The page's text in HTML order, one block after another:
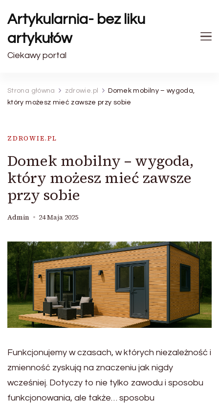
Artykularnia- bez liku
artykułów
Ciekawy portal
Strona główna zdrowie.pl
Domek mobilny – wygoda,
który możesz mieć zawsze przy sobie
ZDROWIE.PL
Domek mobilny – wygoda,
który możesz mieć zawsze
przy sobie
Admin 24 Maja 2025
Funkcjonujemy w czasach, w których niezależność i
zmienność zyskują na znaczeniu jak nigdy
wcześniej. Dotyczy to nie tylko zawodu i sposobu
funkcjonowania, ale także… sposobu